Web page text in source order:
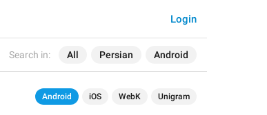
Search in: All Persian Android
Login
Android iOS WebK Unigram